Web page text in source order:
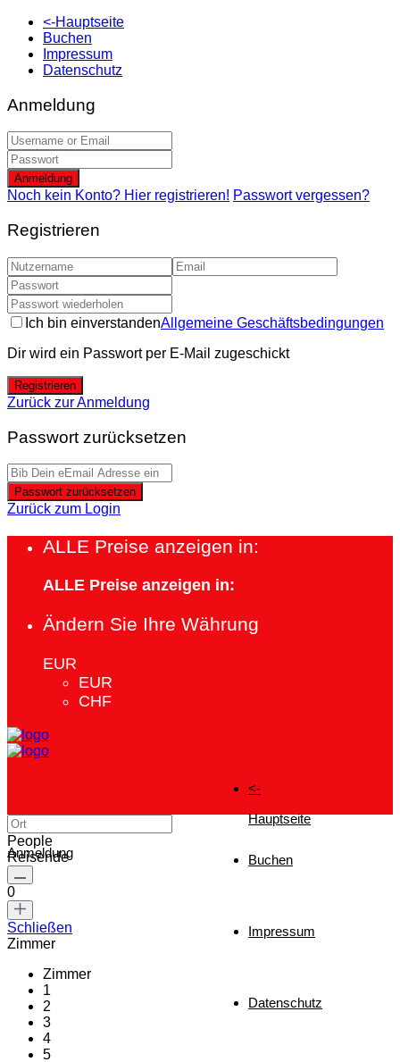
<-Hauptseite
Buchen
Impressum
Datenschutz
Anmeldung
Anmeldung
Noch kein Konto? Hier registrieren! Passwort vergessen?
Registrieren
Ich bin einverstandenAllgemeine Geschäftsbedingungen
Dir wird ein Passwort per E-Mail zugeschickt
Registrieren
Zurück zur Anmeldung
Passwort zurücksetzen
Passwort zurücksetzen
Zurück zum Login
ALLE Preise anzeigen in:
ALLE Preise anzeigen in:
Ändern Sie Ihre Währung
EUR
EUR
CHF
<-
Hauptseite
Buchen
Impressum
Datenschutz
Anmeldung
People
Reisende
0
Schließen
Zimmer
Zimmer
1
2
3
4
5